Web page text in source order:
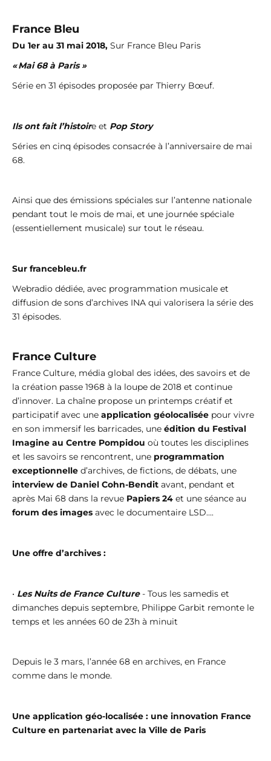
France Bleu
Du 1er au 31 mai 2018, Sur France Bleu Paris
« Mai 68 à Paris »
Série en 31 épisodes proposée par Thierry Bœuf.
Ils ont fait l’histoire et Pop Story
Séries en cinq épisodes consacrée à l’anniversaire de mai
68.
Ainsi que des émissions spéciales sur l’antenne nationale
pendant tout le mois de mai, et une journée spéciale
(essentiellement musicale) sur tout le réseau.
Sur francebleu.fr
Webradio dédiée, avec programmation musicale et
diffusion de sons d’archives INA qui valorisera la série des
31 épisodes.
France Culture
France Culture, média global des idées, des savoirs et de
la création passe 1968 à la loupe de 2018 et continue
d’innover. La chaîne propose un printemps créatif et
participatif avec une application géolocalisée pour vivre
en son immersif les barricades, une édition du Festival
Imagine au Centre Pompidou où toutes les disciplines
et les savoirs se rencontrent, une programmation
exceptionnelle d’archives, de fictions, de débats, une
interview de Daniel Cohn-Bendit avant, pendant et
après Mai 68 dans la revue Papiers 24 et une séance au
forum des images avec le documentaire LSD….
Une offre d’archives :
• Les Nuits de France Culture- Tous les samedis et
dimanches depuis septembre, Philippe Garbit remonte le
temps et les années 60 de 23h à minuit
Depuis le 3 mars, l’année 68 en archives, en France
comme dans le monde.
Une application géo-localisée : une innovation France
Culture en partenariat avec la Ville de Paris